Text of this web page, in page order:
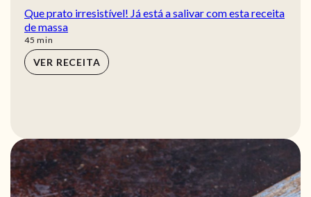
Que prato irresistível! Já está a salivar com esta receita
de massa
45 min
min
VER RECEITA